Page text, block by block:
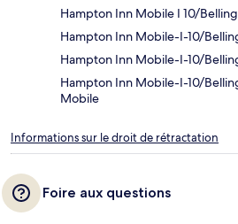
Hampton Inn Mobile I 10/
Hampton Inn Mobile-I-10/
Hampton Inn Mobile-I-10/
Hampton Inn Mobile-I-10/
Mobile
Informations sur le droit de rétractation
Foire aux questions